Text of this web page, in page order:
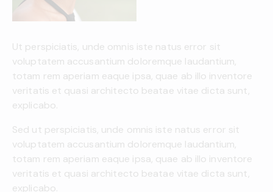
Ut perspiciatis, unde omnis iste natus error sit
voluptatem accusantium doloremque laudantium,
totam rem aperiam eaque ipsa, quae ab illo inventore
veritatis et quasi architecto beatae vitae dicta sunt,
explicabo.
Sed ut perspiciatis, unde omnis iste natus error sit
voluptatem accusantium doloremque laudantium,
totam rem aperiam eaque ipsa, quae ab illo inventore
veritatis et quasi architecto beatae vitae dicta sunt,
explicabo.